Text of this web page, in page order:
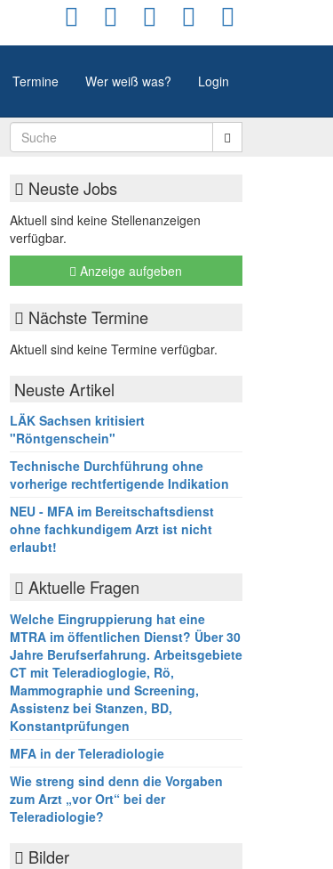
Termine Wer weiß was? Login
Neuste Jobs
Aktuell sind keine Stellenanzeigen
verfügbar.
Anzeige aufgeben
Nächste Termine
Aktuell sind keine Termine verfügbar.
Neuste Artikel
LÄK Sachsen kritisiert
"Röntgenschein"
Technische Durchführung ohne
vorherige rechtfertigende Indikation
NEU - MFA im Bereitschaftsdienst
ohne fachkundigem Arzt ist nicht
erlaubt!
Aktuelle Fragen
Welche Eingruppierung hat eine
MTRA im öffentlichen Dienst? Über 30
Jahre Berufserfahrung. Arbeitsgebiete
CT mit Teleradioglogie, Rö,
Mammographie und Screening,
Assistenz bei Stanzen, BD,
Konstantprüfungen
MFA in der Teleradiologie
Wie streng sind denn die Vorgaben
zum Arzt „vor Ort“ bei der
Teleradiologie?
Bilder